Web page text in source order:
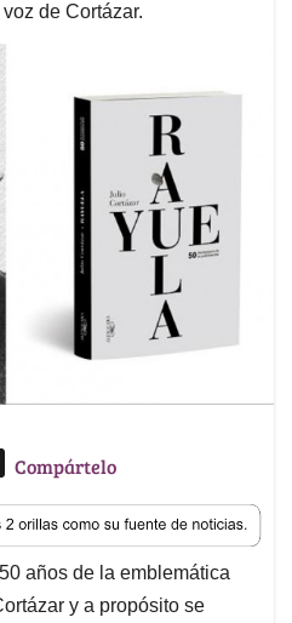
de Cortázar.
T
r
e
a
d
Compártelo
años de la emblemática
y a propósito se